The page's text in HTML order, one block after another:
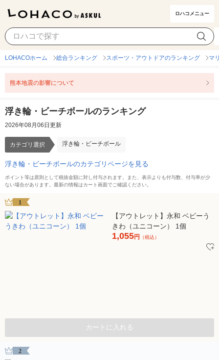
ロハコメニュー
浮き輪・ビーチボール カテゴリ選択
LOHACOホーム 総合ランキング スポーツ・アウトドアのランキング マ
熊本地震の影響について
浮き輪・ビーチボールのランキング
2026年08月06日更新
カテゴリ選択 浮き輪・ビーチボール
浮き輪・ビーチボールのカテゴリページを見る
ポイント等は原則として税抜金額に対し付与されます。また、表示よりも付与数、付与率が少
ない場合があります。最新の情報はカート画面でご確認ください。
1
【アウトレット】永和 ベビーう
きわ（ユニコーン） 1個
1,055円 （税込）
カートに入れる
2